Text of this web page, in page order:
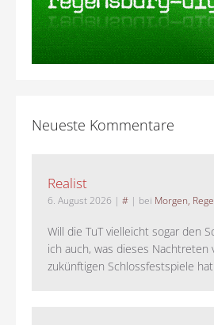
Neueste Kommentare
Realist
6. August 2026 | # | bei Morgen,
Will die TuT vielleicht sogar den
ich auch, was dieses Nachtreten
zukünftigen Schlossfestspiele hat.